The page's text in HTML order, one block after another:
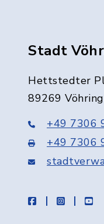
Stadt
Hettstedter
89269
+49 7306
+49 7306
facebookinstagram